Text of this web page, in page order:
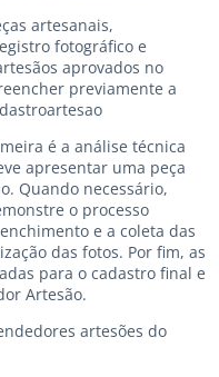
artesanais,
fotográfico e
aprovados no
previamente a
é a análise técnica
apresentar uma peça
Quando necessário,
o processo
e a coleta das
das fotos. Por fim, as
para o cadastro final e
Artesão.
artesões do